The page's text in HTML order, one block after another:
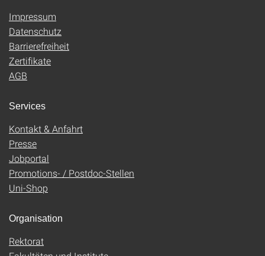
Impressum
Datenschutz
Barrierefreiheit
Zertifikate
AGB
Services
Kontakt & Anfahrt
Presse
Jobportal
Promotions- / Postdoc-Stellen
Uni-Shop
Organisation
Rektorat